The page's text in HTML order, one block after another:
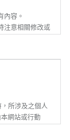
內容。
注意相關修改或
接受該等修改
服務條款內容之
務。
容及其後之修
您的法定代理
所涉及之個人
網站或行動